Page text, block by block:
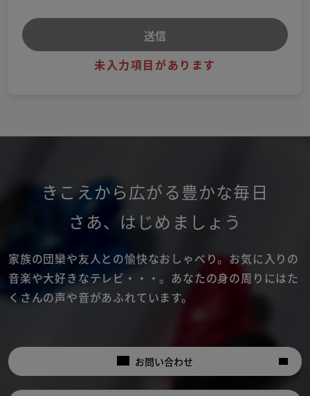
未入力項目があります
きこえから広がる豊かな毎日
さあ、 はじめましょう
家族の団欒や友人との愉快なおしゃべり。お気に入りの
音楽や大好きなテレビ・・・。 あなたの身の周りにはた
くさんの声や音があふれています。
お問い合わせ